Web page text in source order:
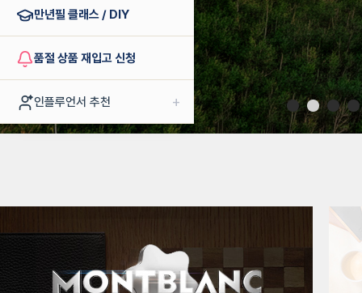
만년필 클래스 / DIY
품절 상품 재입고 신청
인플루언서 추천 +